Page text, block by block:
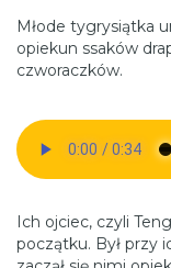
Młode tygrysiątka
opiekun ssaków
czworaczków.
Ich ojciec, czyli
początku. Był przy